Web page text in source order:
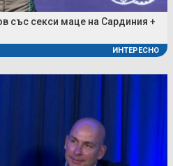
със секси маце на Сардиния +
ИНТЕРЕСНО